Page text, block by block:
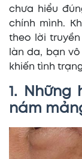
chưa hiểu
chính mình.
theo lời
làn da, bạn
khiến tình
1.
nám